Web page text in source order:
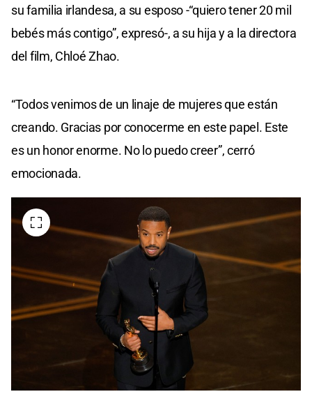
su familia irlandesa, a su esposo -“quiero tener 20 mil
bebés más contigo”, expresó-, a su hija y a la directora
del film, Chloé Zhao.
“Todos venimos de un linaje de mujeres que están
creando. Gracias por conocerme en este papel. Este
es un honor enorme. No lo puedo creer”, cerró
emocionada.